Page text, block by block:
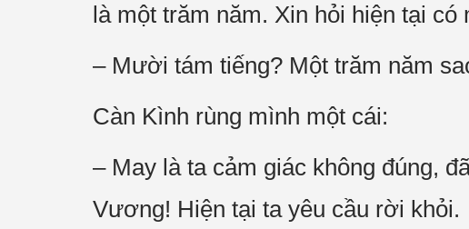
là một trăm năm. Xin hỏi hiện tại
– Mười tám tiếng? Một trăm năm
Càn Kình rùng mình một cái:
– May là ta cảm giác không đúng,
Vương! Hiện tại ta yêu cầu rời khỏi.